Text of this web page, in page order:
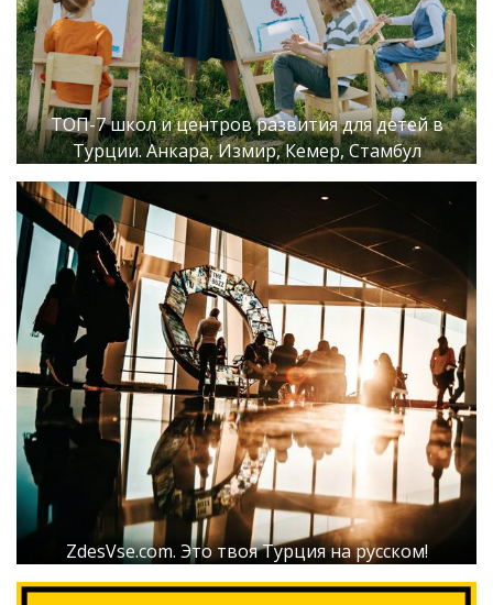
ТОП-7 школ и центров развития для детей в
Турции. Анкара, Измир, Кемер, Стамбул
ZdesVse.com. Это твоя Турция на русском!